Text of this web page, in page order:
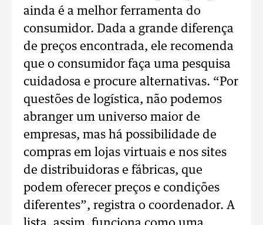
ainda é a melhor ferramenta do
consumidor. Dada a grande diferença
de preços encontrada, ele recomenda
que o consumidor faça uma pesquisa
cuidadosa e procure alternativas. “Por
questões de logística, não podemos
abranger um universo maior de
empresas, mas há possibilidade de
compras em lojas virtuais e nos sites
de distribuidoras e fábricas, que
podem oferecer preços e condições
diferentes”, registra o coordenador. A